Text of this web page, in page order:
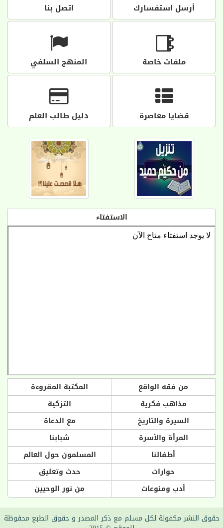
أرسل استفسارك اتصل بنا
ملفات خاصة المنهج السلفي
قضايا معاصرة دليل طالب العلم
الاستفتاء
من فقه الواقع
المكتبة المقروءة
مذاهب فكرية
التزكية
السيرة والتاريخ
مع الدعاة
المرأة والأسرة
شبابنا
أطفالنا
المسلمون حول العالم
حوارات
حدث وتعليق
أدب ومنوعات
من نور الوحيين
حقوق النشر مكفولة لكل مسلم مع ذكر المصدر و حقوق الطبع محفوظة